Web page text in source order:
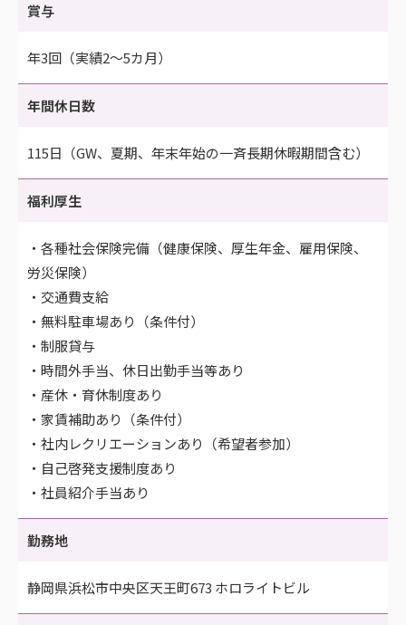
賞与
年3回（実績2～5カ月）
年間休日数
115日（GW、夏期、年末年始の一斉長期休暇期間含む）
福利厚生
・各種社会保険完備（健康保険、厚生年金、雇用保険、
労災保険）
・交通費支給
・無料駐車場あり（条件付）
・制服貸与
・時間外手当、休日出勤手当等あり
・産休・育休制度あり
・家賃補助あり（条件付）
・社内レクリエーションあり（希望者参加）
・自己啓発支援制度あり
・社員紹介手当あり
勤務地
静岡県浜松市中央区天王町673 ホロライトビル